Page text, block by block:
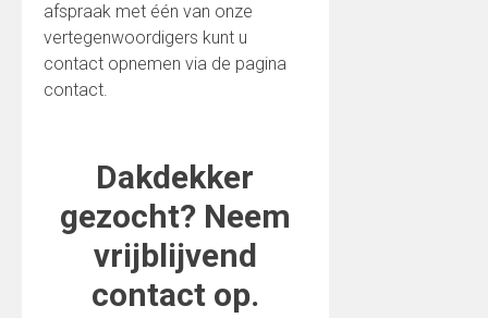
afspraak met één van onze
vertegenwoordigers kunt u
contact opnemen via de pagina
contact.
Dakdekker
gezocht? Neem
vrijblijvend
contact op.